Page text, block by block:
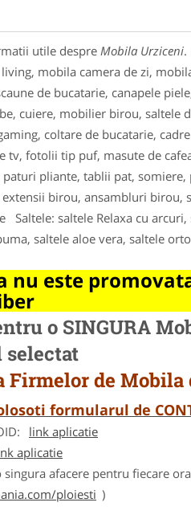
utile despre Mobila Urziceni.
mobila camera de zi,
de bucatarie, canapele
cuiere, mobilier birou, saltele
coltare de bucatarie,
fotolii tip puf, masute de
pliante, tablii pat, somiere,
birou, ansambluri birou,
saltele Relaxa cu arcuri,
saltele aloe vera, saltele
nu este
o SINGURA
selectat
Firmelor de Mobila
formularul de
link aplicatie
aplicatie
afacere pentru fiecare
ploiesti )